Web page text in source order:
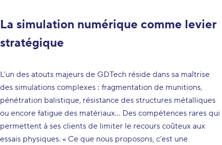
La simulation numérique comme levier
stratégique
L’un des atouts majeurs de GDTech réside dans sa maîtrise
des simulations complexes : fragmentation de munitions,
pénétration balistique, résistance des structures métalliques
ou encore fatigue des matériaux… Des compétences rares qui
permettent à ses clients de limiter le recours coûteux aux
essais physiques. « Ce que nous proposons, c’est une